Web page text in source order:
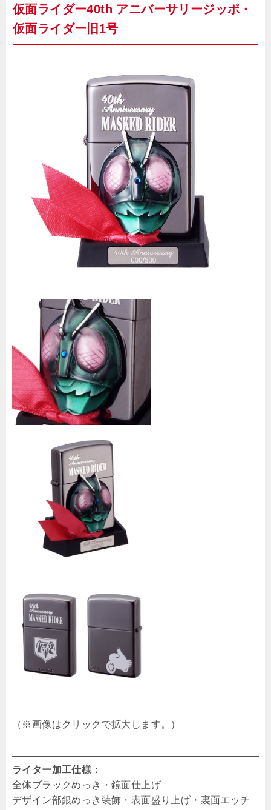
仮面ライダー40th アニバーサリージッポ・
仮面ライダー旧1号
（※画像はクリックで拡大します。）
ライター加工仕様：
全体ブラックめっき・鏡面仕上げ
デザイン部銀めっき装飾・表面盛り上げ・裏面エッチ